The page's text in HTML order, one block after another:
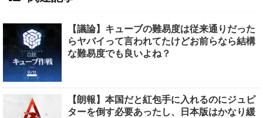
【議論】キューブの難易度は従来通りだった
らヤバイって言われてたけどお前らなら結構
な難易度でも良いよね？
【朗報】本国だと紅包手に入れるのにジュピ
ターを倒す必要あったし、日本版はかなり緩